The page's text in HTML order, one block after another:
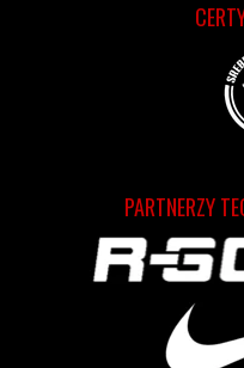
PARTNERZY